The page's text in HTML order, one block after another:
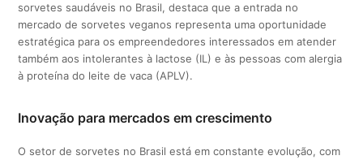
sorvetes saudáveis no Brasil, destaca que a entrada no
mercado de sorvetes veganos representa uma oportunidade
estratégica para os empreendedores interessados em atender
também aos intolerantes à lactose (IL) e às pessoas com alergia
à proteína do leite de vaca (APLV).
Inovação para mercados em crescimento
O setor de sorvetes no Brasil está em constante evolução, com